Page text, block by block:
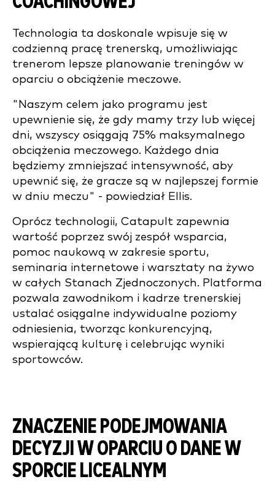
Technologia ta doskonale wpisuje się w
codzienną pracę trenerską, umożliwiając
trenerom lepsze planowanie treningów w
oparciu o obciążenie meczowe.
"Naszym celem jako programu jest
upewnienie się, że gdy mamy trzy lub więcej
dni, wszyscy osiągają 75% maksymalnego
obciążenia meczowego. Każdego dnia
będziemy zmniejszać intensywność, aby
upewnić się, że gracze są w najlepszej formie
w dniu meczu" - powiedział Ellis.
Oprócz technologii, Catapult zapewnia
wartość poprzez swój zespół wsparcia,
pomoc naukową w zakresie sportu,
seminaria internetowe i warsztaty na żywo
w całych Stanach Zjednoczonych. Platforma
pozwala zawodnikom i kadrze trenerskiej
ustalać osiągalne indywidualne poziomy
odniesienia, tworząc konkurencyjną,
wspierającą kulturę i celebrując wyniki
sportowców.
ZNACZENIE PODEJMOWANIA
DECYZJI W OPARCIU O DANE W
SPORCIE LICEALNYM